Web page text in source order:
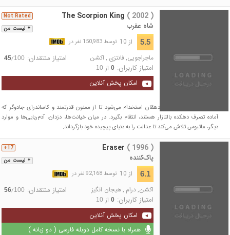
+ لیست من
Not Rated The Scorpion King ( 2002 )
شاه عقرب
5.5 از 10 توسط 150,983 نفر در
ماجراجویی,فانتزی , اکشن امتیاز منتقدان: 45/100
امتیاز کاربران: 0از 10
امکان پخش آنلاین
در مصر باستان، ماتیوس دهقان استخدام می‌شود تا از ممنون قدرتمند و کاساندرای جادوگر که
آماده تصرف دهکده بالتازار هستند، انتقام بگیرد. در میان خیانت‌ها، دزدان، آدم‌ربایی‌ها و موارد
دیگر، ماتیوس تلاش می‌کند تا عدالت را به دنیای پیچیده خود بازگرداند.
+ لیست من
17+ Eraser ( 1996 )
پاک‌کننده
6.1 از 10 توسط 92,168 نفر در
اکشن,درام ,هیجان انگیز امتیاز منتقدان: 56/100
امتیاز کاربران: 0از 10
امکان پخش آنلاین
همراه با نسخه کامل دوبله فارسی ( دو زبانه )